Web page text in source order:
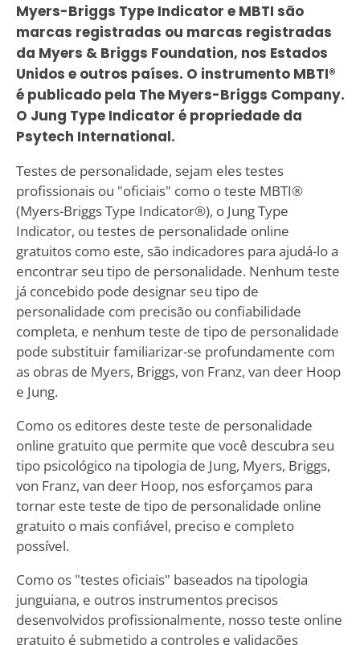
Myers-Briggs Type Indicator e MBTI são
marcas registradas ou marcas registradas
da Myers & Briggs Foundation, nos Estados
Unidos e outros países. O instrumento MBTI®
é publicado pela The Myers-Briggs Company.
O Jung Type Indicator é propriedade da
Psytech International.
Testes de personalidade, sejam eles testes
profissionais ou "oficiais" como o teste MBTI®
(Myers-Briggs Type Indicator®), o Jung Type
Indicator, ou testes de personalidade online
gratuitos como este, são indicadores para ajudá-lo a
encontrar seu tipo de personalidade. Nenhum teste
já concebido pode designar seu tipo de
personalidade com precisão ou confiabilidade
completa, e nenhum teste de tipo de personalidade
pode substituir familiarizar-se profundamente com
as obras de Myers, Briggs, von Franz, van deer Hoop
e Jung.
Como os editores deste teste de personalidade
online gratuito que permite que você descubra seu
tipo psicológico na tipologia de Jung, Myers, Briggs,
von Franz, van deer Hoop, nos esforçamos para
tornar este teste de tipo de personalidade online
gratuito o mais confiável, preciso e completo
possível.
Como os "testes oficiais" baseados na tipologia
junguiana, e outros instrumentos precisos
desenvolvidos profissionalmente, nosso teste online
gratuito é submetido a controles e validações